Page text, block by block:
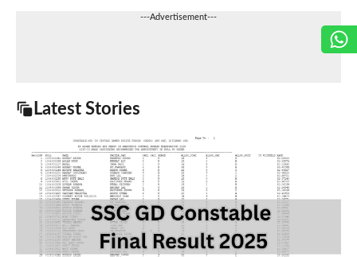
---Advertisement---
Latest Stories